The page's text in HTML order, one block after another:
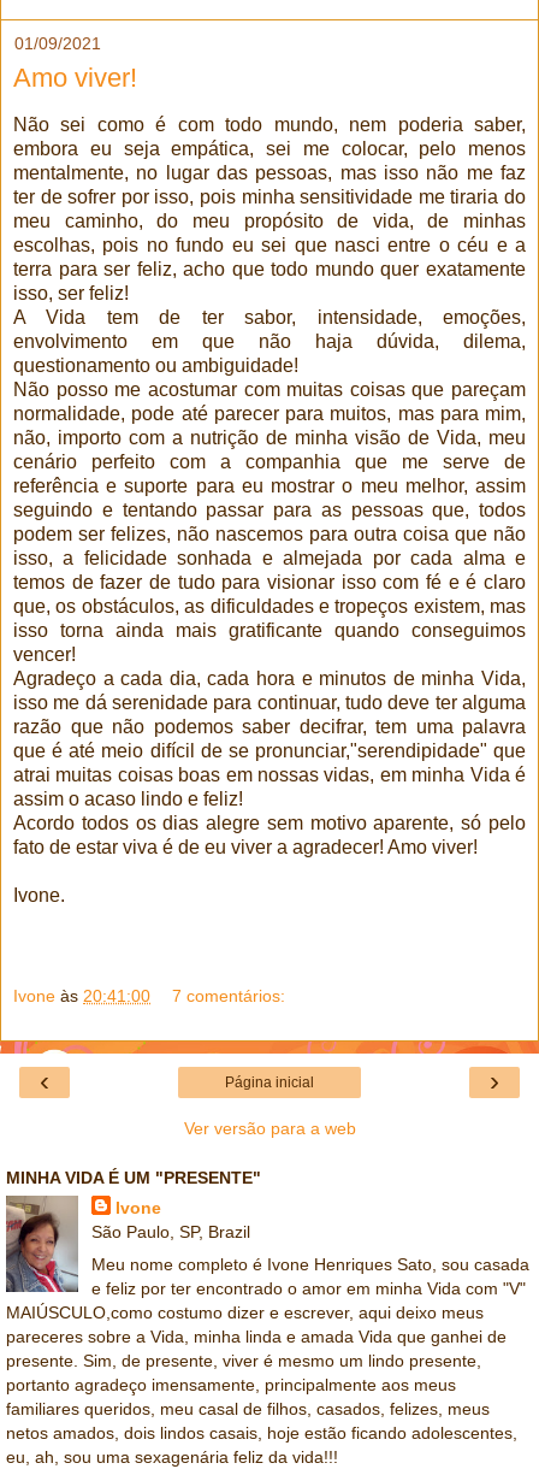
01/09/2021
Amo viver!
Não sei como é com todo mundo, nem poderia saber,
embora eu seja empática, sei me colocar, pelo menos
mentalmente, no lugar das pessoas, mas isso não me faz
ter de sofrer por isso, pois minha sensitividade me tiraria do
meu caminho, do meu propósito de vida, de minhas
escolhas, pois no fundo eu sei que nasci entre o céu e a
terra para ser feliz, acho que todo mundo quer exatamente
isso, ser feliz!
A Vida tem de ter sabor, intensidade, emoções,
envolvimento em que não haja dúvida, dilema,
questionamento ou ambiguidade!
Não posso me acostumar com muitas coisas que pareçam
normalidade, pode até parecer para muitos, mas para mim,
não, importo com a nutrição de minha visão de Vida, meu
cenário perfeito com a companhia que me serve de
referência e suporte para eu mostrar o meu melhor, assim
seguindo e tentando passar para as pessoas que, todos
podem ser felizes, não nascemos para outra coisa que não
isso, a felicidade sonhada e almejada por cada alma e
temos de fazer de tudo para visionar isso com fé e é claro
que, os obstáculos, as dificuldades e tropeços existem, mas
isso torna ainda mais gratificante quando conseguimos
vencer!
Agradeço a cada dia, cada hora e minutos de minha Vida,
isso me dá serenidade para continuar, tudo deve ter alguma
razão que não podemos saber decifrar, tem uma palavra
que é até meio difícil de se pronunciar,"serendipidade" que
atrai muitas coisas boas em nossas vidas, em minha Vida é
assim o acaso lindo e feliz!
Acordo todos os dias alegre sem motivo aparente, só pelo
fato de estar viva é de eu viver a agradecer! Amo viver!
Ivone.
Ivone às 20:41:00 7 comentários:
‹ ›
Página inicial
Ver versão para a web
MINHA VIDA É UM "PRESENTE"
Ivone
São Paulo, SP, Brazil
Meu nome completo é Ivone Henriques Sato, sou casada
e feliz por ter encontrado o amor em minha Vida com "V"
MAIÚSCULO,como costumo dizer e escrever, aqui deixo meus
pareceres sobre a Vida, minha linda e amada Vida que ganhei de
presente. Sim, de presente, viver é mesmo um lindo presente,
portanto agradeço imensamente, principalmente aos meus
familiares queridos, meu casal de filhos, casados, felizes, meus
netos amados, dois lindos casais, hoje estão ficando adolescentes,
eu, ah, sou uma sexagenária feliz da vida!!!